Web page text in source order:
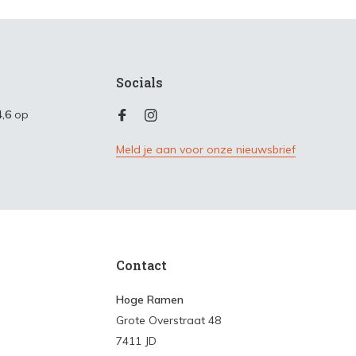
op
Socials
Meld je aan voor onze nieuwsbrief
Contact
Hoge Ramen
Grote Overstraat 48
7411 JD